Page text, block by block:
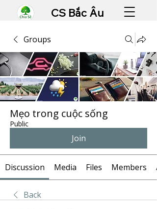
CS Bắc Âu
Groups
Mẹo trong cuộc sống
Public
Join
Discussion Media Files Members
Back